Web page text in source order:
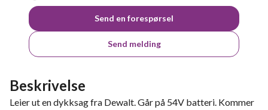
Send en forespørsel
Send melding
Beskrivelse
Leier ut en dykksag fra Dewalt. Går på 54V batteri. Kommer